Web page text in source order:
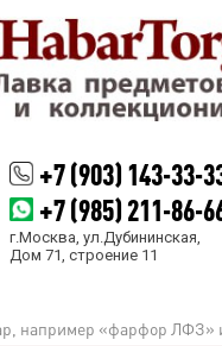
+7 (903) 143-33-
+7 (985) 211-86-
г.Москва, ул.Дубининская,
Дом 71, строение 11